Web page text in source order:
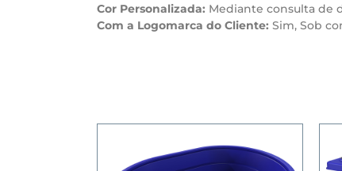
Cor Personalizada: Mediante consulta de
Com a Logomarca do Cliente: Sim, Sob